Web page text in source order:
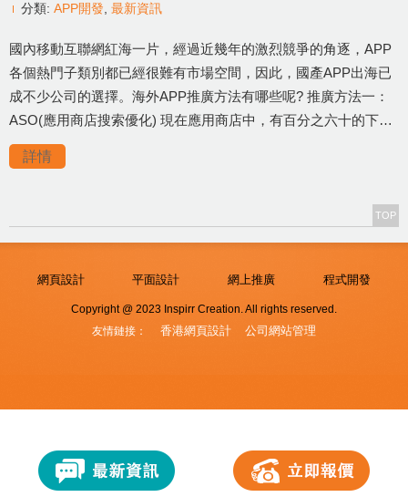
分類: APP開發 最新資訊
國內移動互聯網紅海一片，經過近幾年的激烈競爭的角逐，APP
各個熱門子類別都已經很難有市場空間，因此，國產APP出海已
成不少公司的選擇。海外APP推廣方法有哪些呢? 推廣方法一：
ASO(應用商店搜索優化) 現在應用商店中，有百分之六十的下…
詳情
TOP
網頁設計 平面設計 網上推廣 程式開發
Copyright @ 2023 Inspirr Creation. All rights reserved.
友情鏈接：
香港網頁設計 公司網站管理